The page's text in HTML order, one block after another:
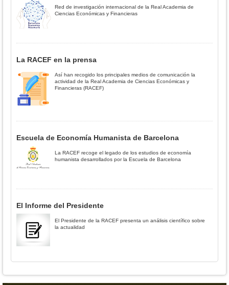
Red de investigación internacional de la Real Academia de
Ciencias Económicas y Financieras
La RACEF en la prensa
Así han recogido los principales medios de comunicación la
actividad de la Real Academia de Ciencias Económicas y
Financieras (RACEF)
Escuela de Economía Humanista de Barcelona
La RACEF recoge el legado de los estudios de economía
humanista desarrollados por la Escuela de Barcelona
El Informe del Presidente
El Presidente de la RACEF presenta un análisis científico sobre
la actualidad